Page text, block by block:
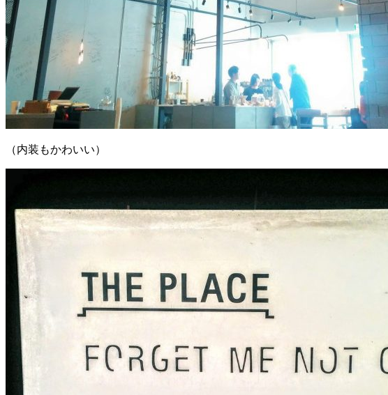
（内装もかわいい）